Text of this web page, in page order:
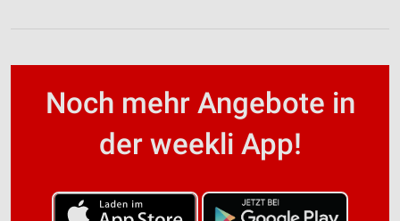
Noch mehr Angebote in
der weekli App!